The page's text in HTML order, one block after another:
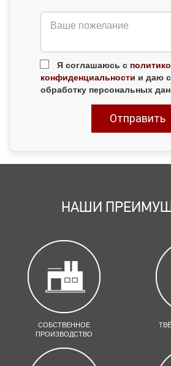
Я соглашаюсь с
конфиденциальности и даю
обработку персональных
НАШИ
СОБСТВЕННОЕ
ПРОИЗВОДСТВО